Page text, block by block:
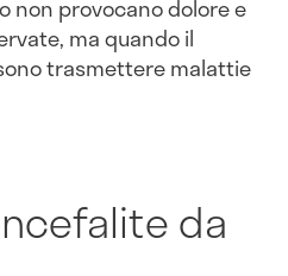
non provocano dolore e
ma quando il
trasmettere malattie
da